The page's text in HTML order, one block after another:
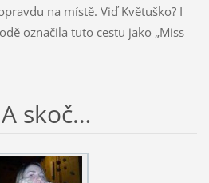
na místě. Viď Květuško? I
označila tuto cestu jako „Miss
skoč…